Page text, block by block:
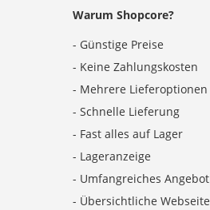
Warum Shopcore?
- Günstige Preise
- Keine Zahlungskosten
- Mehrere Lieferoptionen
- Schnelle Lieferung
- Fast alles auf Lager
- Lageranzeige
- Umfangreiches Angebot
- Übersichtliche Webseite